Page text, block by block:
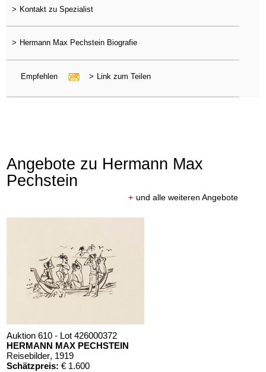
> Kontakt zu Spezialist
> Hermann Max Pechstein Biografie
Empfehlen > Link zum Teilen
Angebote zu Hermann Max
Pechstein
+ und alle weiteren Angebote
Auktion 610 - Lot 426000372
HERMANN MAX PECHSTEIN
Reisebilder, 1919
Schätzpreis: € 1.600